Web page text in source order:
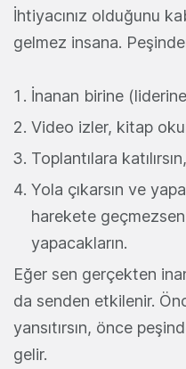
İhtiyacınız olduğunu
gelmez insana.
İnanan birine
Video izler, kitap
Toplantılara katılırsın,
Yola çıkarsın ve
harekete
yapacakların.
Eğer sen gerçekten
da senden etkilenir.
yansıtırsın, önce
gelir.